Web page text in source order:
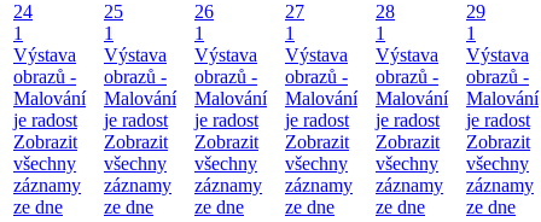
24
1
Výstava
obrazů -
Malování
je radost
Zobrazit
všechny
záznamy
ze dne
25
1
Výstava
obrazů -
Malování
je radost
Zobrazit
všechny
záznamy
ze dne
26
1
Výstava
obrazů -
Malování
je radost
Zobrazit
všechny
záznamy
ze dne
27
1
Výstava
obrazů -
Malování
je radost
Zobrazit
všechny
záznamy
ze dne
28
1
Výstava
obrazů -
Malování
je radost
Zobrazit
všechny
záznamy
ze dne
29
1
Výstava
obrazů -
Malování
je radost
Zobrazit
všechny
záznamy
ze dne